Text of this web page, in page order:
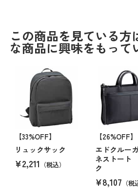
この商品を見ている方
な商品に興味をもって
【33%OFF】
リュックサック
¥2,211 （税込）
【26%OFF】
エドクルー
ネストート
ク
¥8,107 （税